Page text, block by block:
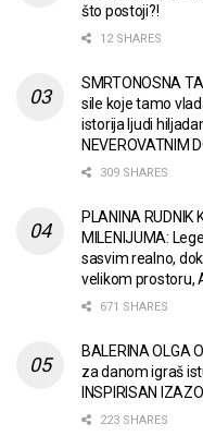
što postoji?!
12 SHARES
SMRTONOSNA
sile koje tamo
istorija ljudi
NEVEROVATNIM
309 SHARES
PLANINA RUDNIK
MILENIJUMA:
sasvim realno,
velikom prostoru,
671 SHARES
BALERINA OLGA
za danom igraš
INSPIRISAN
223 SHARES